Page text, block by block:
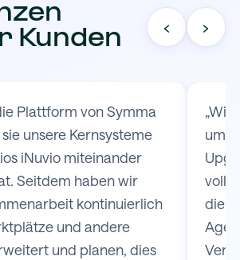
Kunden
‹ ›
Plattform von Symma
unsere Kernsysteme
iNuvio miteinander
Seitdem haben wir
kontinuierlich
und andere
und planen, dies
„Wir
um
die